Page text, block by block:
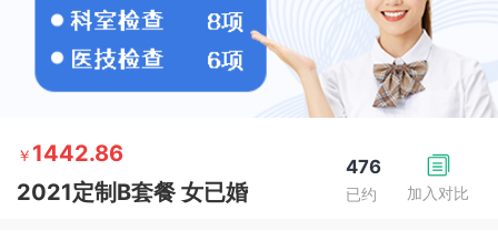
加入对比
476
已约
￥ 1442.86
2021定制B套餐 女已婚